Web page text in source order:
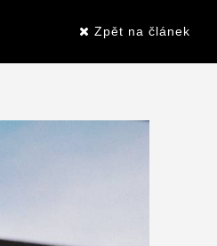
Zpět na článek